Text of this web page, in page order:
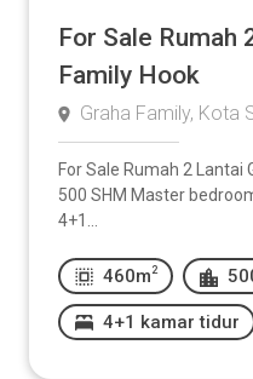
For Sale Rumah
Family Hook
Graha Family, Kota
For Sale Rumah 2 Lantai
500 SHM Master
4+1...
460m 2
4+1 kamar tidur